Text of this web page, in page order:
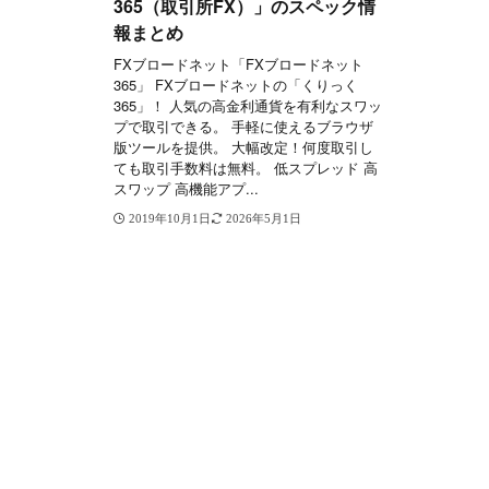
365（取引所FX）」のスペック情
報まとめ
FXブロードネット「FXブロードネット
365」 FXブロードネットの「くりっく
365」！ 人気の高金利通貨を有利なスワッ
プで取引できる。 手軽に使えるブラウザ
版ツールを提供。 大幅改定！何度取引し
ても取引手数料は無料。 低スプレッド 高
スワップ 高機能アプ...
2019年10月1日 2026年5月1日